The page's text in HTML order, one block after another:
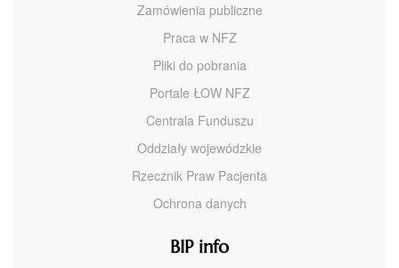
Zamówienia publiczne
Praca w NFZ
Pliki do pobrania
Portale ŁOW NFZ
Centrala Funduszu
Oddziały wojewódzkie
Rzecznik Praw Pacjenta
Ochrona danych
BIP info